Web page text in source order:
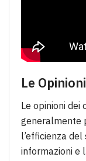
Le
Le opinioni dei
generalmente
l’efficienza
informazioni e